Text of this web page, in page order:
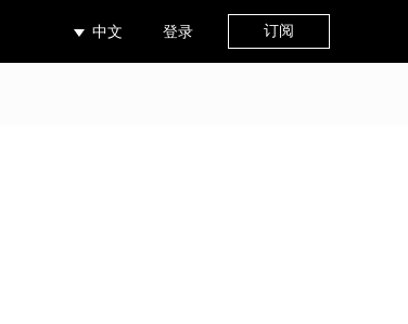
中文 登录 订阅